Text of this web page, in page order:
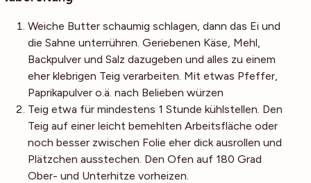
Weiche Butter schaumig schlagen, dann das Ei und
die Sahne unterrühren. Geriebenen Käse, Mehl,
Backpulver und Salz dazugeben und alles zu einem
eher klebrigen Teig verarbeiten. Mit etwas Pfeffer,
Paprikapulver o.ä. nach Belieben würzen
Teig etwa für mindestens 1 Stunde kühlstellen. Den
Teig auf einer leicht bemehlten Arbeitsfläche oder
noch besser zwischen Folie eher dick ausrollen und
Plätzchen ausstechen. Den Ofen auf 180 Grad
Ober- und Unterhitze vorheizen.